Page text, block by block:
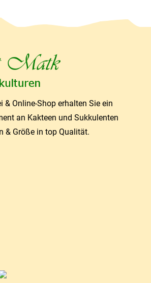
& Online-Shop erhalten Sie ein
an Kakteen und Sukkulenten
& Größe in top Qualität.